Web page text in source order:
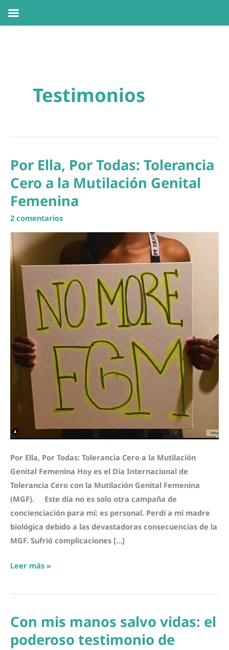
Testimonios
Por Ella, Por Todas: Tolerancia
Cero a la Mutilación Genital
Femenina
2 comentarios
Por Ella, Por Todas: Tolerancia Cero a la Mutilación
Genital Femenina Hoy es el Día Internacional de
Tolerancia Cero con la Mutilación Genital Femenina
(MGF). Este día no es solo otra campaña de
concienciación para mí: es personal. Perdí a mi madre
biológica debido a las devastadoras consecuencias de la
MGF. Sufrió complicaciones […]
Por
Por
Tolerancia
a
Leer más »
Con mis manos salvo vidas: el
poderoso testimonio de